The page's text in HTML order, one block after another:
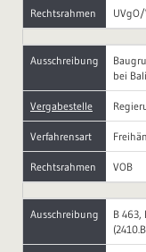
Rechtsrahmen
Ausschreibung
bei
Vergabestelle
Verfahrensart
Rechtsrahmen VOB
Ausschreibung
B 463,